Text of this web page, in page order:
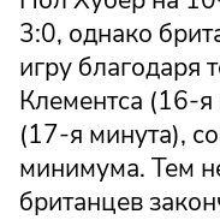
3:0, однако
игру благодаря
Клементса (16-
(17-я минута),
минимума. Тем
британцев